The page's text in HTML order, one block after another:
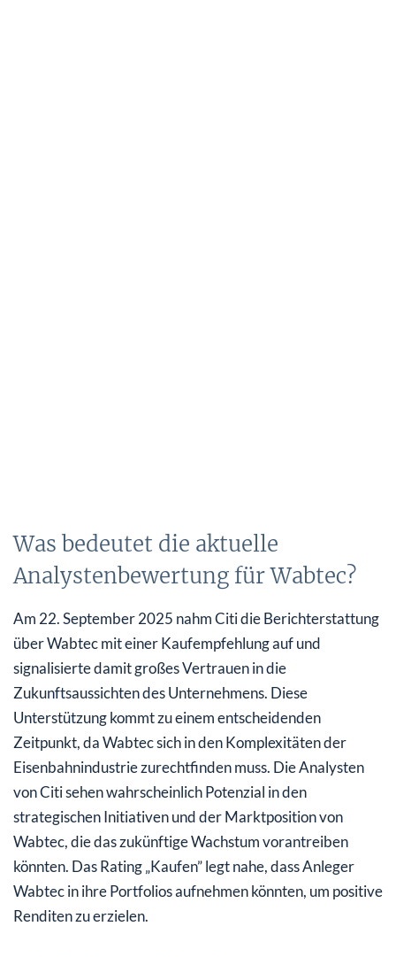
Was bedeutet die aktuelle
Analystenbewertung für Wabtec?
Am 22. September 2025 nahm Citi die Berichterstattung
über Wabtec mit einer Kaufempfehlung auf und
signalisierte damit großes Vertrauen in die
Zukunftsaussichten des Unternehmens. Diese
Unterstützung kommt zu einem entscheidenden
Zeitpunkt, da Wabtec sich in den Komplexitäten der
Eisenbahnindustrie zurechtfinden muss. Die Analysten
von Citi sehen wahrscheinlich Potenzial in den
strategischen Initiativen und der Marktposition von
Wabtec, die das zukünftige Wachstum vorantreiben
könnten. Das Rating „Kaufen” legt nahe, dass Anleger
Wabtec in ihre Portfolios aufnehmen könnten, um positive
Renditen zu erzielen.